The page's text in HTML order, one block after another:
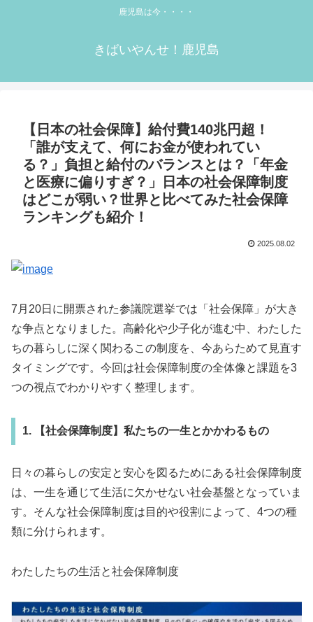
鹿児島は今・・・・
きばいやんせ！鹿児島
【日本の社会保障】給付費140兆円超！
「誰が支えて、何にお金が使われてい
る？」負担と給付のバランスとは？「年金
と医療に偏りすぎ？」日本の社会保障制度
はどこが弱い？世界と比べてみた社会保障
ランキングも紹介！
2025.08.02
7月20日に開票された参議院選挙では「社会保障」が大き
な争点となりました。高齢化や少子化が進む中、わたした
ちの暮らしに深く関わるこの制度を、今あらためて見直す
タイミングです。今回は社会保障制度の全体像と課題を3
つの視点でわかりやすく整理します。
1. 【社会保障制度】私たちの一生とかかわるもの
日々の暮らしの安定と安心を図るためにある社会保障制度
は、一生を通じて生活に欠かせない社会基盤となっていま
す。そんな社会保障制度は目的や役割によって、4つの種
類に分けられます。
わたしたちの生活と社会保障制度